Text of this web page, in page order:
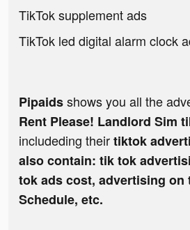
TikTok supplement ads
TikTok led digital alarm clock
Pipaidsshows you all the
Rent Please! Landlord Sim
includeding theirtiktok
also contain: tik tok
tok ads cost, advertising
Schedule, etc.